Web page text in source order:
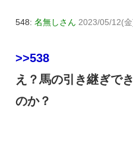
548: 名無しさん 2023/05/12(
>>538
え？馬の引き継ぎで
のか？